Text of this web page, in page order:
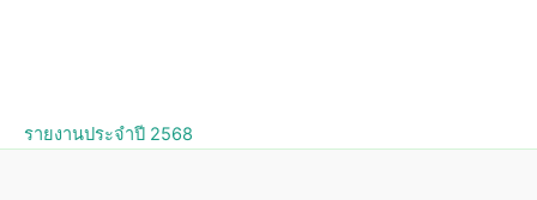
รายงานประจำปี 2568